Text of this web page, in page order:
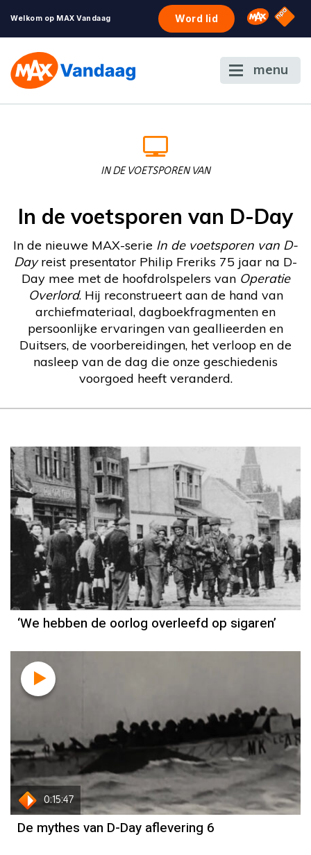
Welkom op MAX Vandaag Word lid Omroep
NPO
menu
IN DE VOETSPOREN VAN
In de voetsporen van D-Day
In de nieuwe MAX-serie In de voetsporen van D-
Dayreist presentator Philip Freriks 75 jaar na D-
Day mee met de hoofdrolspelers van Operatie
Overlord. Hij reconstrueert aan de hand van
archiefmateriaal, dagboekfragmenten en
persoonlijke ervaringen van geallieerden en
Duitsers, de voorbereidingen, het verloop en de
nasleep van de dag die onze geschiedenis
voorgoed heeft veranderd.
‘We hebben de oorlog overleefd op sigaren’
0:15:47
De mythes van D-Day aflevering 6